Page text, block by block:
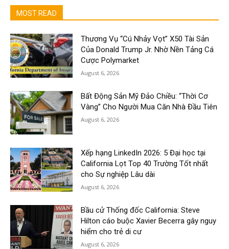
MOST READ
Thương Vụ “Cú Nhảy Vọt” X50 Tài Sản
Của Donald Trump Jr. Nhờ Nền Tảng Cá
Cược Polymarket
August 6, 2026
Bất Động Sản Mỹ Đảo Chiều: “Thời Cơ
Vàng” Cho Người Mua Căn Nhà Đầu Tiên
August 6, 2026
Xếp hạng LinkedIn 2026: 5 Đại học tại
California Lọt Top 40 Trường Tốt nhất
cho Sự nghiệp Lâu dài
August 6, 2026
Bầu cử Thống đốc California: Steve
Hilton cáo buộc Xavier Becerra gây nguy
hiểm cho trẻ di cư
August 6, 2026